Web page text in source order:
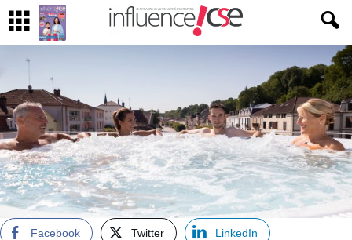
Facebook Twitter LinkedIn